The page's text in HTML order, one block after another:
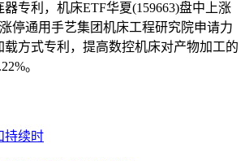
专利，机床ETF华夏(159663)盘中上涨
停通用手艺集团机床工程研究院申请力
方式专利，提高数控机床对产物加工的
。
持续时